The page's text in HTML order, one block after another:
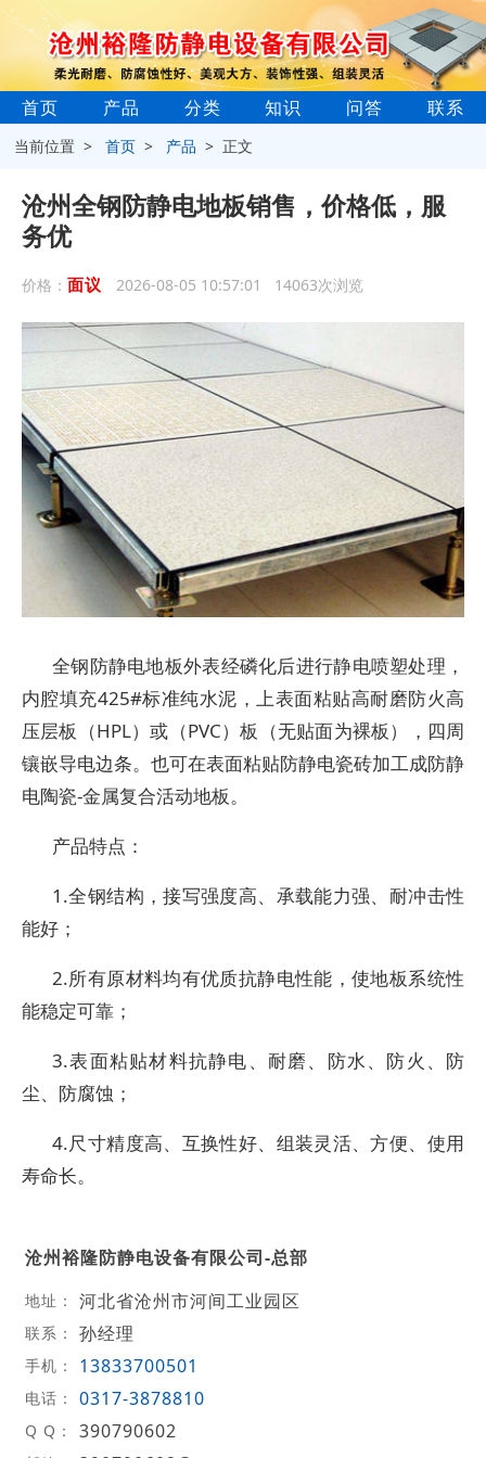
首页 产品 分类 知识 问答 联系
当前位置 >首页 > 产品 > 正文
沧州全钢防静电地板销售，价格低，服
务优
价格： 面议 2026-08-05 10:57:01 14063次浏览
全钢防静电地板外表经磷化后进行静电喷塑处理，
内腔填充425#标准纯水泥，上表面粘贴高耐磨防火高
压层板（HPL）或（PVC）板（无贴面为裸板），四周
镶嵌导电边条。也可在表面粘贴防静电瓷砖加工成防静
电陶瓷-金属复合活动地板。
产品特点：
1.全钢结构，接写强度高、承载能力强、耐冲击性
能好；
2.所有原材料均有优质抗静电性能，使地板系统性
能稳定可靠；
3.表面粘贴材料抗静电、耐磨、防水、防火、防
尘、防腐蚀；
4.尺寸精度高、互换性好、组装灵活、方便、使用
寿命长。
沧州裕隆防静电设备有限公司-总部
地址： 河北省沧州市河间工业园区
联系： 孙经理
手机： 13833700501
电话： 0317-3878810
Q Q： 390790602